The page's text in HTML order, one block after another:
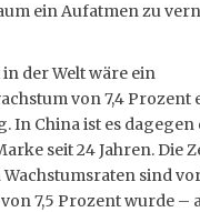
ein Aufatmen zu
der Welt wäre ein
von 7,4 Prozent
In China ist es dagegen
seit 24 Jahren. Die
sind
7,5 Prozent wurde –